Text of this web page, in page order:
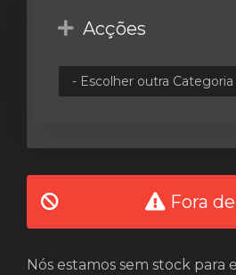
Acções
Fora
Nós estamos sem stock para